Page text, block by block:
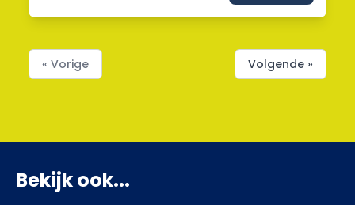
« Vorige Volgende »
Bekijk ook...